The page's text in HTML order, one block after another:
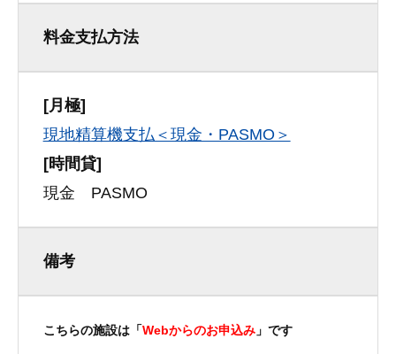
料金支払方法
[月極]
現地精算機支払＜現金・PASMO＞
[時間貸]
現金 PASMO
備考
こちらの施設は「Webからのお申込み」です